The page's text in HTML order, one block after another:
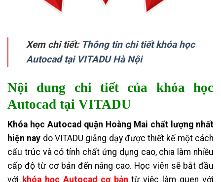
Xem chi tiết: Thông tin chi tiết khóa học
Autocad tại VITADU Hà Nội
Nội dung chi tiết của khóa học
Autocad tại VITADU
Khóa học Autocad quận Hoàng Mai chất lượng nhất
hiện nay do VITADU giảng dạy được thiết kế một cách
cấu trúc và có tính chất ứng dụng cao, chia làm nhiều
cấp độ từ cơ bản đến nâng cao. Học viên sẽ bắt đầu
với khóa học Autocad cơ bản từ việc làm quen với